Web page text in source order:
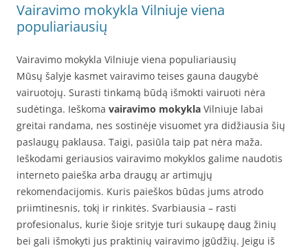
Vairavimo mokykla Vilniuje viena
populiariausių
Vairavimo mokykla Vilniuje viena populiariausių
Mūsų šalyje kasmet vairavimo teises gauna daugybė
vairuotojų. Surasti tinkamą būdą išmokti vairuoti nėra
sudėtinga. Ieškoma vairavimo mokykla Vilniuje labai
greitai randama, nes sostinėje visuomet yra didžiausia šių
paslaugų paklausa. Taigi, pasiūla taip pat nėra maža.
Ieškodami geriausios vairavimo mokyklos galime naudotis
interneto paieška arba draugų ar artimųjų
rekomendacijomis. Kuris paieškos būdas jums atrodo
priimtinesnis, tokį ir rinkitės. Svarbiausia – rasti
profesionalus, kurie šioje srityje turi sukaupę daug žinių
bei gali išmokyti jus praktinių vairavimo įgūdžių. Jeigu iš